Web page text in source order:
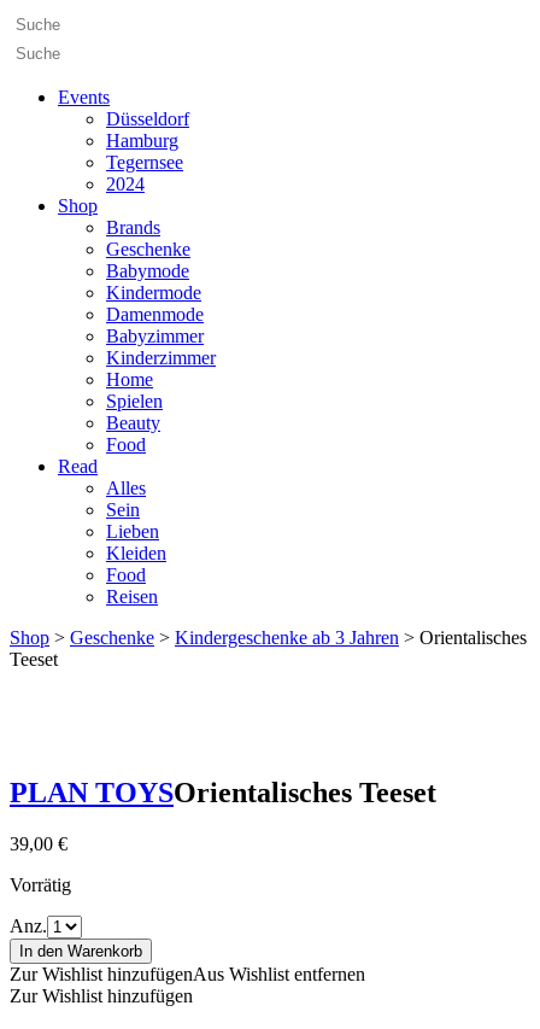
Events
Düsseldorf
Hamburg
Tegernsee
2024
Shop
Brands
Geschenke
Babymode
Kindermode
Damenmode
Babyzimmer
Kinderzimmer
Home
Spielen
Beauty
Food
Read
Alles
Sein
Lieben
Kleiden
Food
Reisen
Shop > Geschenke > Kindergeschenke ab 3 Jahren > Orientalisches
Teeset
PLAN TOYSOrientalisches Teeset
39,00 €
Vorrätig
Anz.
In den Warenkorb
Zur Wishlist hinzufügenAus Wishlist entfernen
Zur Wishlist hinzufügen